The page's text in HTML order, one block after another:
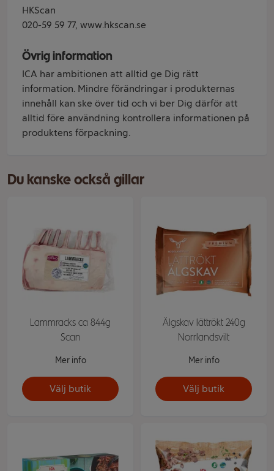
HKScan
020-59 59 77, www.hkscan.se
Övrig information
ICA har ambitionen att alltid ge Dig rätt
information. Mindre förändringar i produkternas
innehåll kan ske över tid och vi ber Dig därför att
alltid före användning kontrollera informationen på
produktens förpackning.
Du kanske också gillar
Lammracks ca 844g
Scan
Mer info
Välj butik
Älgskav lättrökt 240g
Norrlandsvilt
Mer info
Välj butik